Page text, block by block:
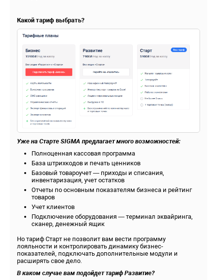
Какой тариф выбрать?
Уже на Старте SIGMA предлагает много возможностей:
Полноценная кассовая программа
База штрихкодов и печать ценников
Базовый товароучет — приходы и списания,
инвентаризация, учет остатков
Отчеты по основным показателям бизнеса и рейтинг
товаров
Учет клиентов
Подключение оборудования — терминал эквайринга,
сканер, денежный ящик
Но тариф Старт не позволит вам вести программу
лояльности и контролировать динамику бизнес-
показателей, подключать дополнительные модули и
расширять свое дело.
В каком случае вам подойдет тариф Развитие?